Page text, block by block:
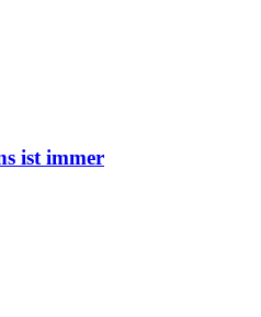
ist immer